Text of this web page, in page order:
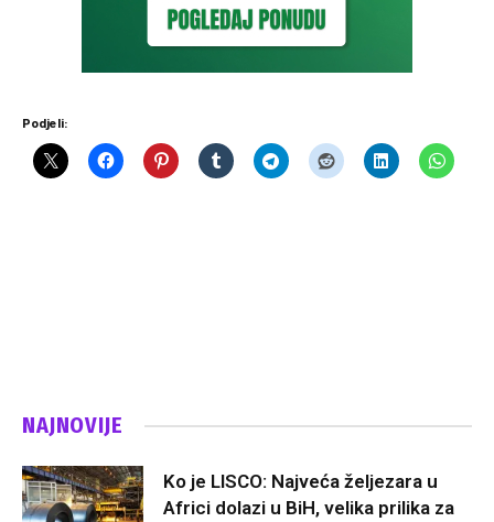
Podjeli:
NAJNOVIJE
Ko je LISCO: Najveća željezara u
Africi dolazi u BiH, velika prilika za